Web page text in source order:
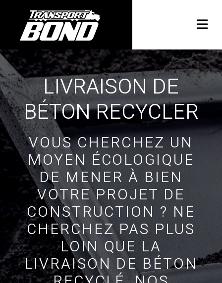
LIVRAISON DE
BÉTON RECYCLER
VOUS CHERCHEZ UN
MOYEN ÉCOLOGIQUE
DE MENER À BIEN
VOTRE PROJET DE
CONSTRUCTION ? NE
CHERCHEZ PAS PLUS
LOIN QUE LA
LIVRAISON DE BÉTON